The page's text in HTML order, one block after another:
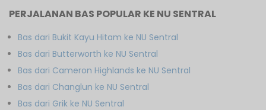
PERJALANAN BAS POPULAR KE NU SENTRAL
Bas dari Bukit Kayu Hitam ke NU Sentral
Bas dari Butterworth ke NU Sentral
Bas dari Cameron Highlands ke NU Sentral
Bas dari Changlun ke NU Sentral
Bas dari Grik ke NU Sentral